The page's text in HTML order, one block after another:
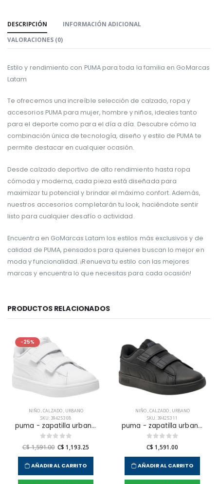
DESCRIPCIÓN
INFORMACIÓN ADICIONAL
VALORACIONES (0)
Estilo y rendimiento con PUMA para toda la familia en GoMarcas
Latam
Te ofrecemos una increíble selección de calzado, ropa y
accesorios PUMA para mujer, hombre y niños, ideales tanto
para el deporte como para el día a día. Descubre cómo la
combinación única de tecnología, diseño y estilo de PUMA te
permite destacar en cualquier ocasión.
Desde calzado deportivo de alto rendimiento hasta ropa
cómoda y moderna, cada pieza está diseñada para
maximizar tu potencial y brindar el máximo confort. Además,
nuestros accesorios completarán tu look, haciéndote sentir
listo para cualquier desafío o actividad.
Encuentra en GoMarcas Latam los estilos más exclusivos y de
calidad de PUMA, pensados para quienes buscan lo mejor en
moda y funcionalidad. ¡Renueva tu estilo con las mejores
marcas y encuentra lo que necesitas para cada ocasión!
PRODUCTOS RELACIONADOS
-25%
NIÑO,CALZADO, URBANO
SKU: 394253 08
puma - zapatilla urbana rickie classic v ps para niño junior
C$ 1,591.00 C$ 1,193.25
AÑADIR AL CARRITO
NIÑO,CALZADO, URBANO
SKU: 394253 11
puma - zapatilla urbana rickie classic v ps para niño junior
C$ 1,591.00
AÑADIR AL CARRITO